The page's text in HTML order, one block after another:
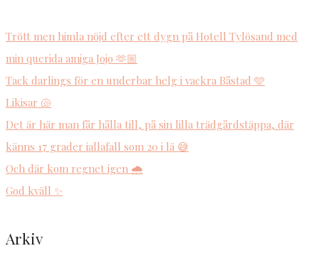
Trött men himla nöjd efter ett dygn på Hotell Tylösand med
min querida amiga Jojo 🫶🏼
Tack darlings för en underbar helg i vackra Båstad 🩵
Likisar 🐚
Det är här man får hålla till, på sin lilla trädgårdstäppa, där
känns 17 grader iallafall som 20 i lä 😅
Och där kom regnet igen 🌧️
God kväll ✨
Arkiv